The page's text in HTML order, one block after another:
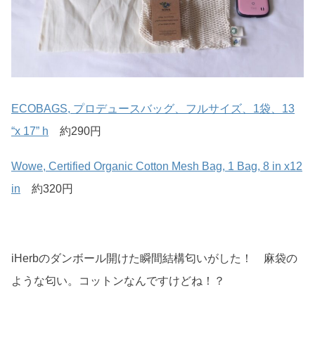
ECOBAGS, プロデュースバッグ、フルサイズ、1袋、13
“x 17” h 約290円
Wowe, Certified Organic Cotton Mesh Bag, 1 Bag, 8 in x12
in 約320円
iHerbのダンボール開けた瞬間結構匂いがした！ 麻袋の
ような匂い。コットンなんですけどね！？